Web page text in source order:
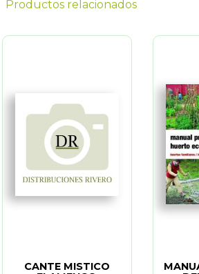
Productos relacionados
CANTE MISTICO